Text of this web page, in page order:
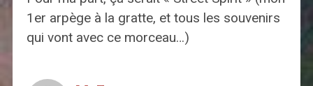
1er arpège à la gratte, et tous les souvenirs
qui vont avec ce morceau…)